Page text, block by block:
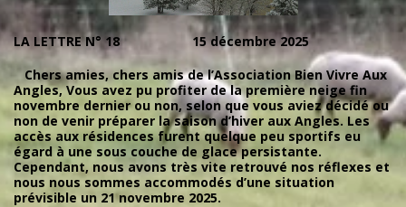
LA LETTRE N° 1815 décembre 2025
Chers amies, chers amis de l’Association Bien Vivre Aux
Angles, Vous avez pu profiter de la première neige fin
novembre dernier ou non, selon que vous aviez décidé ou
non de venir préparer la saison d’hiver aux Angles. Les
accès aux résidences furent quelque peu sportifs eu
égard à une sous couche de glace persistante.
Cependant, nous avons très vite retrouvé nos réflexes et
nous nous sommes accommodés d’une situation
prévisible un 21 novembre 2025.